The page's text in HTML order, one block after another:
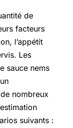
de
facteurs
l’appétit
Les
sauce nems
nombreux
suivants :